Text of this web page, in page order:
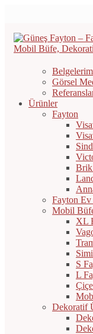
Görsel
Ürünler
Fayton
Brik
Fayton
Mobil
XL
S
L
Dekoratif